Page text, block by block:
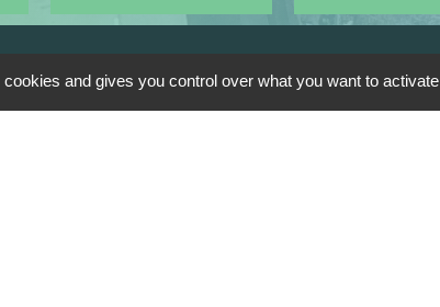
Horaires
and gives you control over what you want to activate